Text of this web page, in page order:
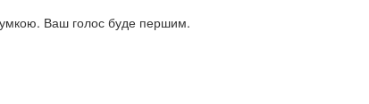
Ваш голос буде першим.